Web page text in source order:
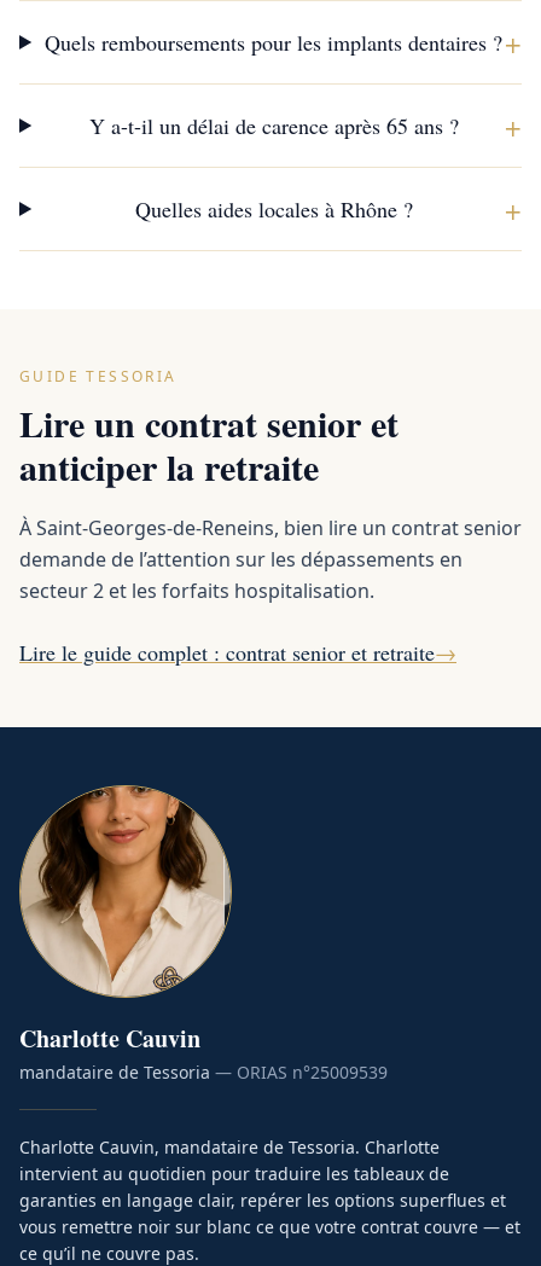
Quels remboursements pour les implants dentaires ?+
Y a-t-il un délai de carence après 65 ans ? +
Quelles aides locales à Rhône ? +
GUIDE TESSORIA
Lire un contrat senior et
anticiper la retraite
À Saint-Georges-de-Reneins, bien lire un contrat senior
demande de l’attention sur les dépassements en
secteur 2 et les forfaits hospitalisation.
Lire le guide complet : contrat senior et retraite→
Charlotte Cauvin
mandataire de Tessoria — ORIAS n°25009539
Charlotte Cauvin, mandataire de Tessoria. Charlotte
intervient au quotidien pour traduire les tableaux de
garanties en langage clair, repérer les options superflues et
vous remettre noir sur blanc ce que votre contrat couvre — et
ce qu’il ne couvre pas.